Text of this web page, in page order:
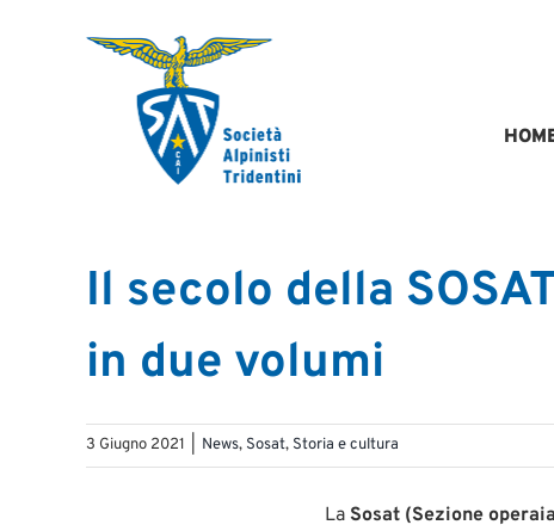
Il secolo della
in due volumi
3 Giugno 2021 News, Sosat, Storia e cultura
La Sosat (Sezione